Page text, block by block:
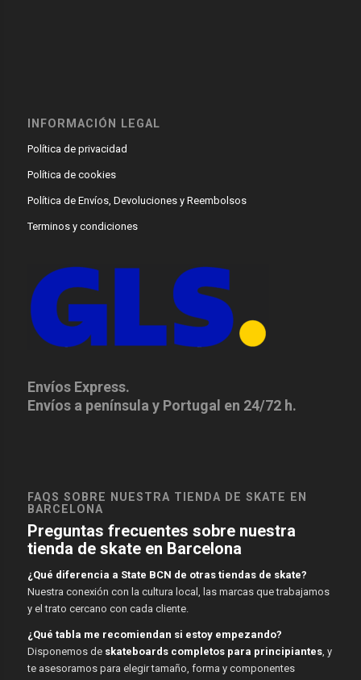
INFORMACIÓN LEGAL
Política de privacidad
Política de cookies
Política de Envíos, Devoluciones y Reembolsos
Terminos y condiciones
Envíos Express.
Envíos a península y Portugal en 24/72 h.
FAQS SOBRE NUESTRA TIENDA DE SKATE EN
BARCELONA
Preguntas frecuentes sobre nuestra
tienda de skate en Barcelona
¿Qué diferencia a State BCN de otras tiendas de skate?
Nuestra conexión con la cultura local, las marcas que trabajamos
y el trato cercano con cada cliente.
¿Qué tabla me recomiendan si estoy empezando?
Disponemos de skateboards completos para principiantes, y
te asesoramos para elegir tamaño, forma y componentes